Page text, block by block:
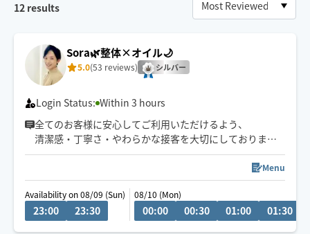
12 results
Sora🌿整体×オイル🌙
5.0(53 reviews) シルバー
Login Status: Within 3 hours
全てのお客様に安心してご利用いただけるよう、
清潔感・丁寧さ・やわらかな接客を大切にしております
🌙
予約枠×の場合でも、
事前に↗︎のチャット💬いただけますと
対応可能な場合がございます😊
Menu
Availability on 08/09 (Sun)
23:00 23:30
08/10 (Mon)
00:00 00:30 01:00 01:30